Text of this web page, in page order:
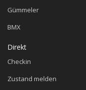
Gümmeler
BMX
Direkt
Checkin
Zustand melden